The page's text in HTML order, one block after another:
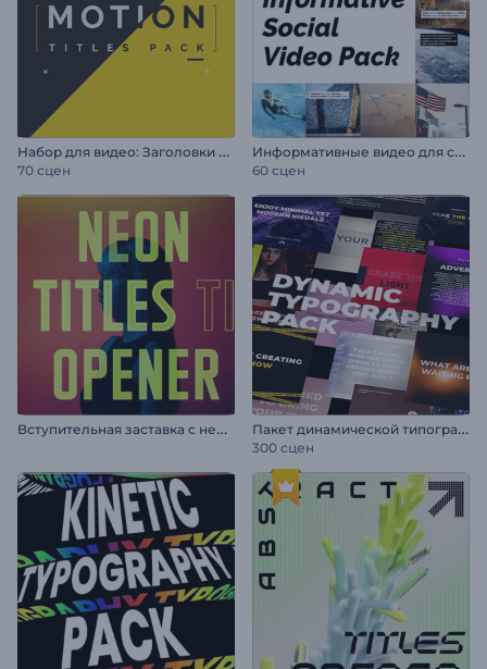
Н
абор для видео: Заголовки в движении
70 сцен
И
нформативные видео для соцсетей
60 сцен
В
ступительная заставка с неоновыми титрами П
акет динамической типографики
300 сцен